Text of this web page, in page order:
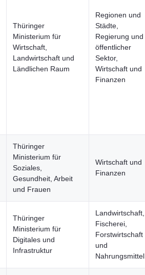
Thüringer
Ministerium für
Wirtschaft,
Landwirtschaft und
Ländlichen Raum
Regionen und
Städte,
Regierung und
öffentlicher
Sektor,
Wirtschaft und
Finanzen
Thüringer
Ministerium für
Soziales,
Gesundheit, Arbeit
und Frauen
Wirtschaft und
Finanzen
Thüringer
Ministerium für
Digitales und
Infrastruktur
Landwirtschaft,
Fischerei,
Forstwirtschaft
und
Nahrungsmittel